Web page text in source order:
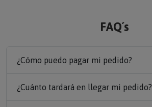
FAQ´s
¿Cómo puedo pagar mi pedido?
¿Cuánto tardará en llegar mi pedido?